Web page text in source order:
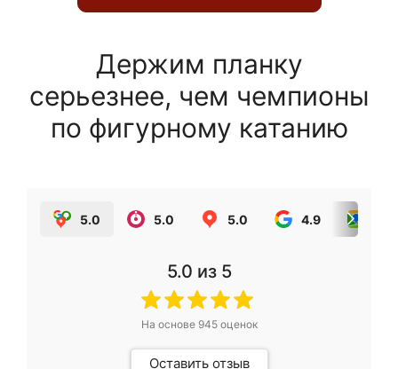
Держим планку
серьезнее, чем чемпионы
по фигурному катанию
5.0 5.0 5.0 4.9
5.0 из 5
На основе 945оценок
Оставить отзыв